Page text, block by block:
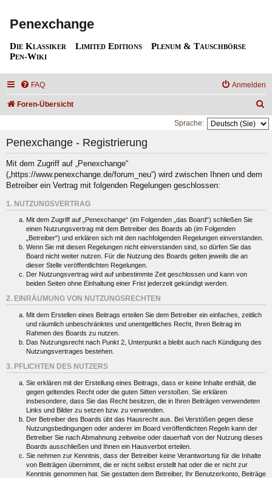
Penexchange
Die Klassiker Limited Editions
Plenum & Tauschbörse
Pen-Wiki
FAQ Anmelden
Foren-Übersicht
u
h
Sprache:
Penexchange - Registrierung
Mit dem Zugriff auf „Penexchange“
(„https://www.penexchange.de/forum_neu“) wird zwischen Ihnen und dem
Betreiber ein Vertrag mit folgenden Regelungen geschlossen:
1. NUTZUNGSVERTRAG
Mit dem Zugriff auf „Penexchange“ (im Folgenden „das Board“) schließen Sie
einen Nutzungsvertrag mit dem Betreiber des Boards ab (im Folgenden
„Betreiber“) und erklären sich mit den nachfolgenden Regelungen einverstanden.
Wenn Sie mit diesen Regelungen nicht einverstanden sind, so dürfen Sie das
Board nicht weiter nutzen. Für die Nutzung des Boards gelten jeweils die an
dieser Stelle veröffentlichten Regelungen.
Der Nutzungsvertrag wird auf unbestimmte Zeit geschlossen und kann von
beiden Seiten ohne Einhaltung einer Frist jederzeit gekündigt werden.
2. EINRÄUMUNG VON NUTZUNGSRECHTEN
Mit dem Erstellen eines Beitrags erteilen Sie dem Betreiber ein einfaches, zeitlich
und räumlich unbeschränktes und unentgeltliches Recht, Ihren Beitrag im
Rahmen des Boards zu nutzen.
Das Nutzungsrecht nach Punkt 2, Unterpunkt a bleibt auch nach Kündigung des
Nutzungsvertrages bestehen.
3. PFLICHTEN DES NUTZERS
Sie erklären mit der Erstellung eines Beitrags, dass er keine Inhalte enthält, die
gegen geltendes Recht oder die guten Sitten verstoßen. Sie erklären
insbesondere, dass Sie das Recht besitzen, die in Ihren Beiträgen verwendeten
Links und Bilder zu setzen bzw. zu verwenden.
Der Betreiber des Boards übt das Hausrecht aus. Bei Verstößen gegen diese
Nutzungsbedingungen oder anderer im Board veröffentlichten Regeln kann der
Betreiber Sie nach Abmahnung zeitweise oder dauerhaft von der Nutzung dieses
Boards ausschließen und Ihnen ein Hausverbot erteilen.
Sie nehmen zur Kenntnis, dass der Betreiber keine Verantwortung für die Inhalte
von Beiträgen übernimmt, die er nicht selbst erstellt hat oder die er nicht zur
Kenntnis genommen hat. Sie gestatten dem Betreiber, Ihr Benutzerkonto, Beiträge